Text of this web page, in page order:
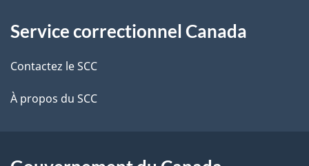
i
l
s
e
propos
de
ce
Service correctionnel Canada
Contactez le SCC
À propos du SCC